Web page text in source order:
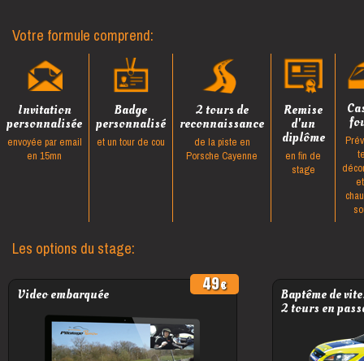
Votre formule comprend:
Invitation
personnalisée
envoyée par email
en 15mn
Badge
personnalisé
et un tour de cou
2 tours de
reconnaissance
de la piste en
Porsche Cayenne
Remise
d'un
diplôme
en fin de
stage
Les options du stage:
Video embarquée
49
Baptême de
2 tours en